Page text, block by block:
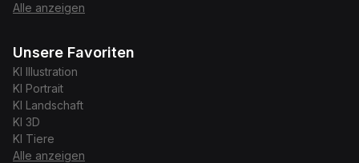
Alle anzeigen
Unsere Favoriten
KI
Illustration
KI Portrait
KI Landschaft
KI 3D
KI Tiere
Alle anzeigen